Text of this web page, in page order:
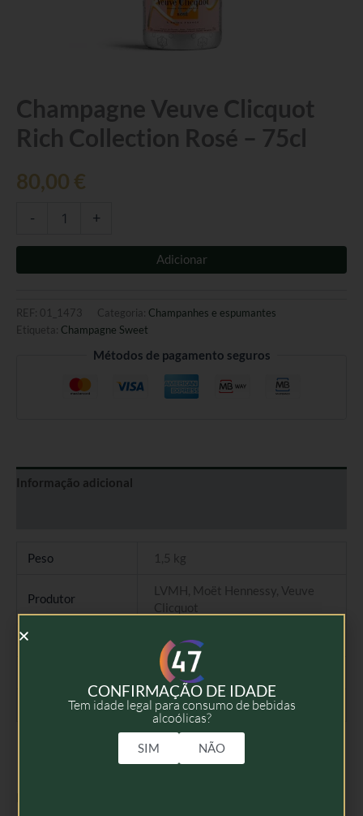
Champagne Veuve Clicquot
Rich Collection Rosé – 75cl
80,00 €
-
Quantidade
de
Champagne
Veuve
Rich
75cl
+
Adicionar
REF: 01_1473 Categoria: Champanhes e espumantes
Etiqueta: Champagne Sweet
Métodos de pagamento seguros
Informação adicional
Peso 1,5 kg
Produtor
LVMH, Moët Hennessy, Veuve
Clicquot
Tipo Champagne Sweet
NV
75cl
CONFIRMAÇÃO DE IDADE
Tem idade legal para consumo de bebidas
alcoólicas?
SIM NÃO